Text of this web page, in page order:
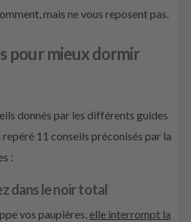
mais ne vous reposent pas.
pour mieux dormir
donnés par les différents guides
repéré 11 conseils préconisés par la
:
dans le noir total
vos paupières, elle interrompt la